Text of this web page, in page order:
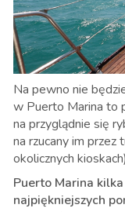
Na pewno nie
w Puerto Marina to
na przyglądnie się
na rzucany im
okolicznych
Puerto Marina
najpiękniejszych